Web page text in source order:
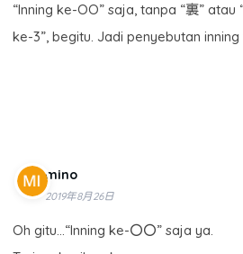
“Inning ke-OO” saja, tanpa “裏” atau
ke-3”, begitu. Jadi penyebutan
mino
2019年8月26日
Oh gitu…“Inning ke-〇〇” saja ya.